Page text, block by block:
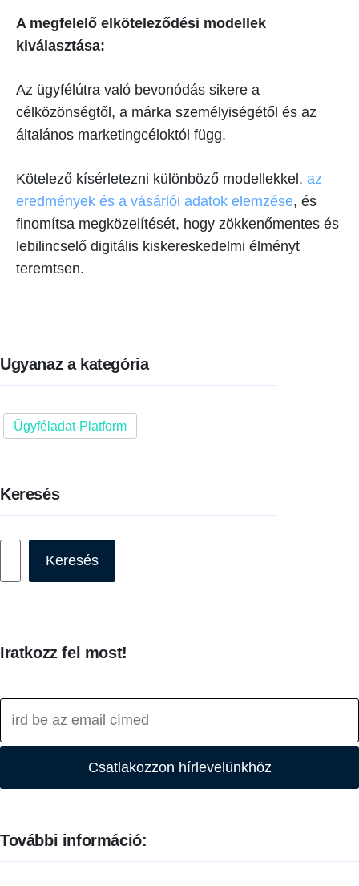
A megfelelő elköteleződési modellek
kiválasztása:
Az ügyfélútra való bevonódás sikere a
célközönségtől, a márka személyiségétől és az
általános marketingcéloktól függ.
Kötelező kísérletezni különböző modellekkel, az
eredmények és a vásárlói adatok elemzése, és
finomítsa megközelítését, hogy zökkenőmentes és
lebilincselő digitális kiskereskedelmi élményt
teremtsen.
Ugyanaz a kategória
Ügyféladat-Platform
Keresés
Keresés
Iratkozz fel most!
Csatlakozzon hírlevelünkhöz
További információ: